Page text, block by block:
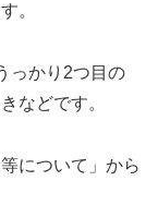
。
っかり2つ目の
などです。
について」から